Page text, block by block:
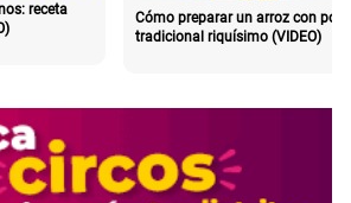
receta
Cómo preparar un arroz con pollo
tradicional riquísimo (VIDEO)